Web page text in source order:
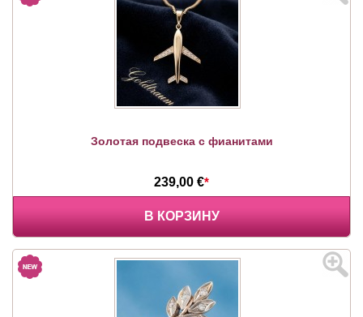
Золотая подвеска с фианитами
239,00 €*
В КОРЗИНУ